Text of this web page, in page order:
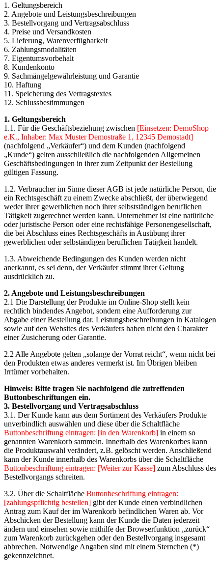
1. Geltungsbereich
2. Angebote und Leistungsbeschreibungen
3. Bestellvorgang und Vertragsabschluss
4. Preise und Versandkosten
5. Lieferung, Warenverfügbarkeit
6. Zahlungsmodalitäten
7. Eigentumsvorbehalt
8. Kundenkonto
9. Sachmängelgewährleistung und Garantie
10. Haftung
11. Speicherung des Vertragstextes
12. Schlussbestimmungen
1. Geltungsbereich
1.1. Für die Geschäftsbeziehung zwischen [Einsetzen: DemoShop
e.K., Inhaber: Max Muster Demostraße 1, 12345 Demostadt]
(nachfolgend „Verkäufer“) und dem Kunden (nachfolgend
„Kunde“) gelten ausschließlich die nachfolgenden Allgemeinen
Geschäftsbedingungen in ihrer zum Zeitpunkt der Bestellung
gültigen Fassung.
1.2. Verbraucher im Sinne dieser AGB ist jede natürliche Person, die
ein Rechtsgeschäft zu einem Zwecke abschließt, der überwiegend
weder ihrer gewerblichen noch ihrer selbstständigen beruflichen
Tätigkeit zugerechnet werden kann. Unternehmer ist eine natürliche
oder juristische Person oder eine rechtsfähige Personengesellschaft,
die bei Abschluss eines Rechtsgeschäfts in Ausübung ihrer
gewerblichen oder selbständigen beruflichen Tätigkeit handelt.
1.3. Abweichende Bedingungen des Kunden werden nicht
anerkannt, es sei denn, der Verkäufer stimmt ihrer Geltung
ausdrücklich zu.
2. Angebote und Leistungsbeschreibungen
2.1 Die Darstellung der Produkte im Online-Shop stellt kein
rechtlich bindendes Angebot, sondern eine Aufforderung zur
Abgabe einer Bestellung dar. Leistungsbeschreibungen in Katalogen
sowie auf den Websites des Verkäufers haben nicht den Charakter
einer Zusicherung oder Garantie.
2.2 Alle Angebote gelten „solange der Vorrat reicht“, wenn nicht bei
den Produkten etwas anderes vermerkt ist. Im Übrigen bleiben
Irrtümer vorbehalten.
Hinweis: Bitte tragen Sie nachfolgend die zutreffenden
Buttonbeschriftungen ein.
3. Bestellvorgang und Vertragsabschluss
3.1. Der Kunde kann aus dem Sortiment des Verkäufers Produkte
unverbindlich auswählen und diese über die Schaltfläche
Buttonbeschriftung eintragen: [in den Warenkorb] in einem so
genannten Warenkorb sammeln. Innerhalb des Warenkorbes kann
die Produktauswahl verändert, z.B. gelöscht werden. Anschließend
kann der Kunde innerhalb des Warenkorbs über die Schaltfläche
Buttonbeschriftung eintragen: [Weiter zur Kasse] zum Abschluss des
Bestellvorgangs schreiten.
3.2. Über die Schaltfläche Buttonbeschriftung eintragen:
[zahlungspflichtig bestellen] gibt der Kunde einen verbindlichen
Antrag zum Kauf der im Warenkorb befindlichen Waren ab. Vor
Abschicken der Bestellung kann der Kunde die Daten jederzeit
ändern und einsehen sowie mithilfe der Browserfunktion „zurück“
zum Warenkorb zurückgehen oder den Bestellvorgang insgesamt
abbrechen. Notwendige Angaben sind mit einem Sternchen (*)
gekennzeichnet.